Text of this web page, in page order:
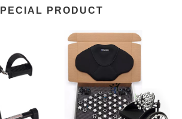
PRODUCT